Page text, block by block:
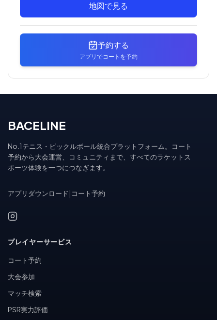
地図で見る
予約する
アプリでコートを予約
BACELINE
No.1テニス・ピックルボール統合プラットフォーム。コート
予約から大会運営、コミュニティまで、すべてのラケットス
ポーツ体験を一つにつなぎます。
アプリダウンロード コート予約
プレイヤーサービス
コート予約
大会参加
マッチ検索
PSR実力評価